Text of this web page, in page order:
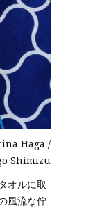
Haga /
Shimizu
オルに取
風流な佇